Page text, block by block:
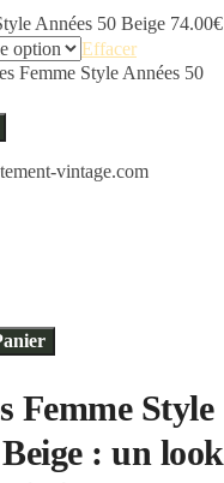
Années 50 Beige 74.00€
Effacer
Femme Style Années 50
Femme Style
: un look